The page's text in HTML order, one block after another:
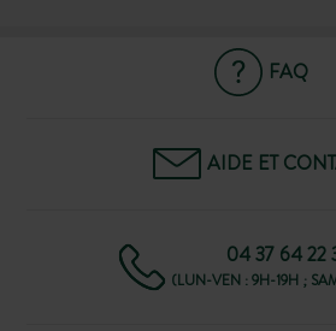
FAQ
AIDE ET
04 37 64 22
(LUN-VEN : 9H-19H ;